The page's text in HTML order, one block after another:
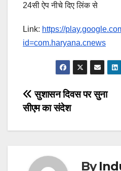
24सी ऐप नीचे दिए लिंक से
Link: https://
id=com.haryana.cnews
Post
navigation
सुशासन दिवस पर सुना
सीएम का संदेश
By